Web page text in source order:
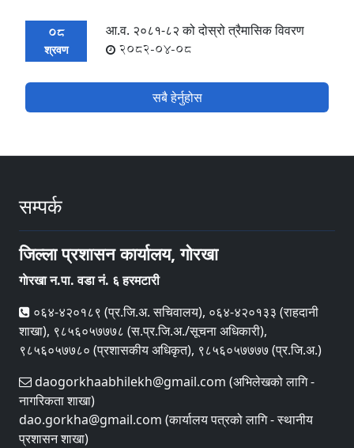
08
श्रवण
आ.व. २०८१-८२ को दोस्रो त्रैमासिक विवरण
2082-04-08
सबै हेर्नुहोस
सम्पर्क
जिल्ला प्रशासन कार्यालय, गाेरखा
गाेरखा न.पा. वडा नं. ६ हरमटारी
०६४-४२०१८९ (प्र.जि.अ. सचिवालय), ०६४-४२०१३३ (राहदानी
शाखा), ९८५६०५७७७८ (स.प्र.जि.अ./सूचना अधिकारी),
९८५६०५७७८० (प्रशासकीय अधिकृत), ९८५६०५७७७७ (प्र.जि.अ.)
daogorkhaabhilekh@gmail.com (अभिलेखको लागि -
नागरिकता शाखा)
dao.gorkha@gmail.com (कार्यालय पत्रको लागि - स्थानीय
प्रशासन शाखा)